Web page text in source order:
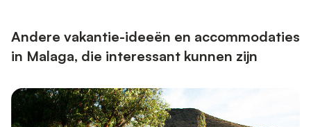
Andere vakantie-ideeën en accommodaties
in Malaga, die interessant kunnen zijn